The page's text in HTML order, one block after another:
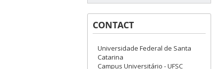
CONTACT
Universidade Federal de Santa
Catarina
Campus Universitário - UFSC